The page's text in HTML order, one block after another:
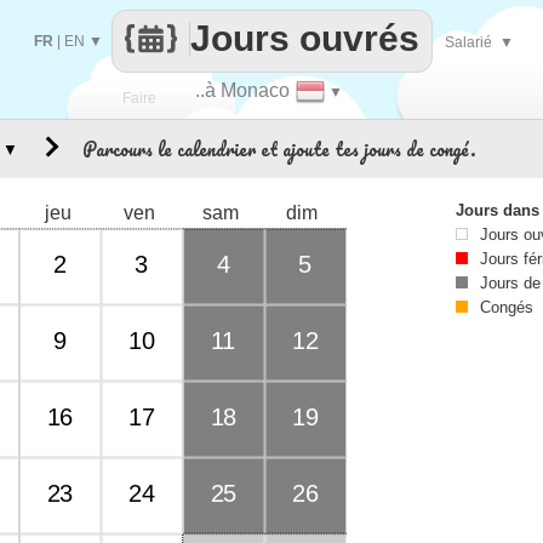
Faire ..à Monaco ▼
Jours ouvrés
FR EN ▼ Salarié ▼
Parcours le calendrier et ajoute tes jours de congé.
jeu ven sam dim
2 3 4 5
9 10 11 12
16 17 18 19
23 24 25 26
▼
Jours
Jours
Jours
Jours
Congés